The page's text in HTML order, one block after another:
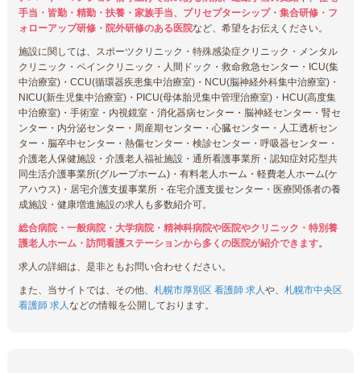
手当・皆勤・精勤・扶養・家族手当、プリセプターシップ・集合研修・フ
ォローアップ研修・院外研修のある医院など、希望をお伝えください。
施設に関しては、スポーツクリニック・特殊感染症クリニック・メンタル
クリニック・ペインクリニック・人間ドック・救命救急センター・ICU(集
中治療室)・CCU(循環器疾患集中治療室)・NCU(脳神経外科集中治療室)・
NICU(新生児集中治療室)・PICU(母体胎児集中管理治療室)・HCU(高度集
中治療室)・手術室・内視鏡室・消化器病センター・脳神経センター・腎セ
ンター・内分泌センター・周産期センター・心臓センター・人工透析セン
ター・脳卒中センター・熱傷センター・検診センター・呼吸器センター・
介護老人保健施設・介護老人福祉施設・通所看護事業所・認知症対応型共
同生活介護事業所(グループホーム)・有料老人ホーム・軽費老人ホーム(ケ
アハウス)・居宅介護支援事業所・在宅介護支援センター・医療関係者の養
成施設・健康増進施設の求人も多数紹介可。
総合病院・一般病院・大学病院・精神科病院や医院やクリニック・特別養
護老人ホーム・訪問看護ステーションから多くの医院が紹介できます。
求人の詳細は、是非ともお問い合わせください。
また、当サイトでは、その他、 札幌市厚別区 看護師 求人や、 札幌市中央区
看護師 求人などの情報を公開しております。